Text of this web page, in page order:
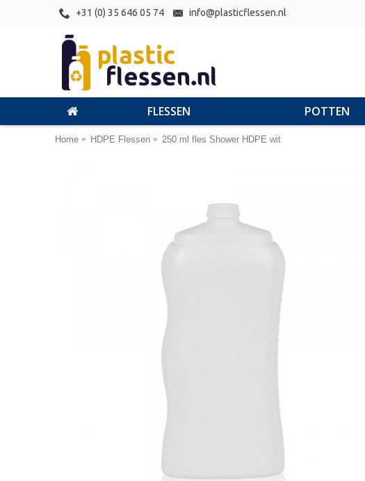
+31 (0) 35 646 05 74 info@plasticflessen.nl
FLESSEN POTTEN
Home HDPE Flessen 250 ml fles Shower HDPE wit